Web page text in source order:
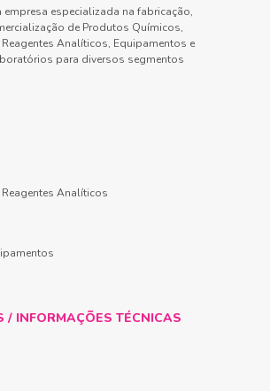
empresa especializada na fabricação,
de Produtos Químicos,
Analíticos, Equipamentos e
para diversos segmentos
Analíticos
/ INFORMAÇÕES TÉCNICAS